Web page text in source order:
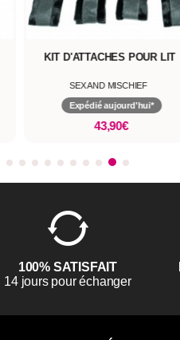
KIT D'ATTACHES POUR LIT
SEX AND MISCHIEF
Expédié aujourd'hui*
43,90€
100% SATISFAIT
14 jours pour échanger